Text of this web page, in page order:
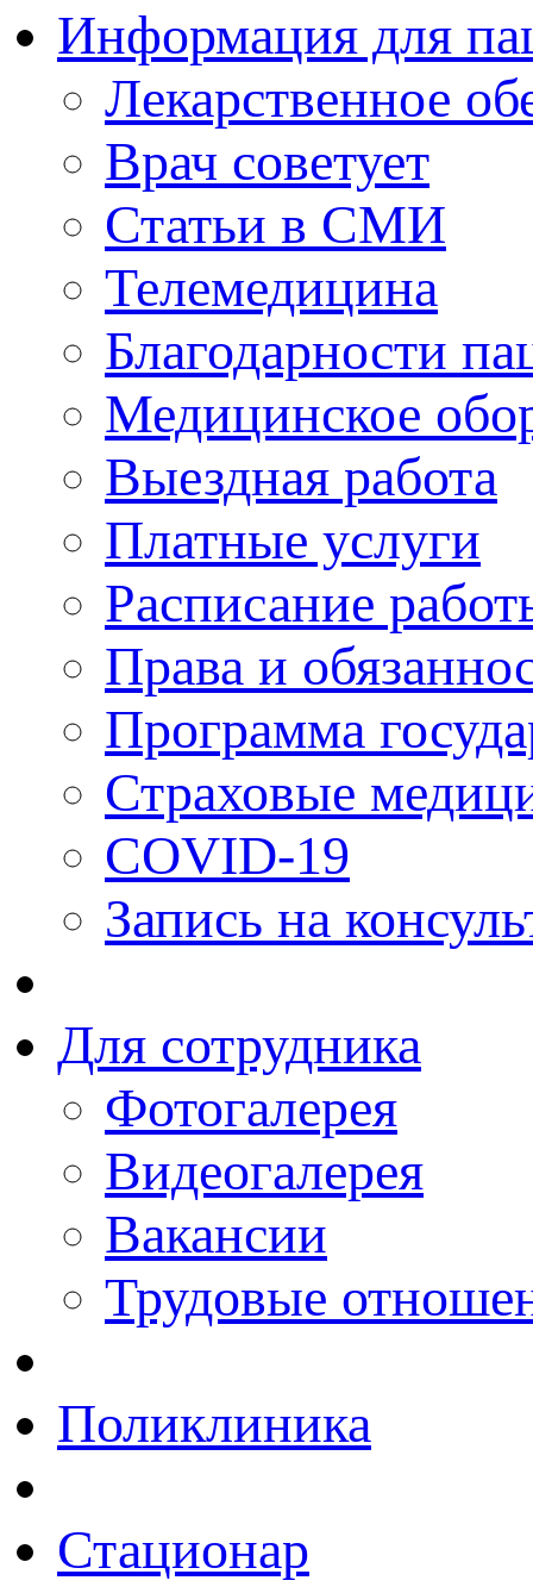
Информация для
Лекарственное
Врач советует
Статьи в СМИ
Телемедицина
Благодарности
Медицинское
Выездная работа
Платные услуги
Расписание
Права и
Программа
Страховые
COVID-19
Запись на
Для сотрудника
Фотогалерея
Видеогалерея
Вакансии
Трудовые
Поликлиника
Стационар